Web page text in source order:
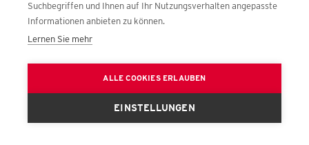
Folgen Sie uns
Suchbegriffen und Ihnen auf Ihr Nutzungsverhalten angepasste
Informationen anbieten zu können.
Lernen Sie mehr
ALLE COOKIES ERLAUBEN
EINSTELLUNGEN